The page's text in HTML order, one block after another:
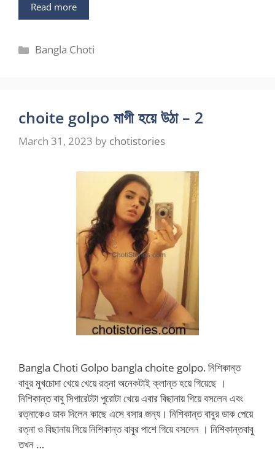
Read more
Categories
Bangla Choti
choite golpo মাগী হয়ে উঠা – 2
March 31, 2023 by chotistories
Bangla Choti Golpo bangla choite golpo. নিশিকান্ত
বাবুর মুখচোদা খেয়ে খেয়ে রত্না অনেকটাই ক্লান্ত হয়ে গিয়েছে ।
নিশিকান্ত বাবু সিগারেটটা পুরোটা খেয়ে এবার বিছানায় গিয়ে বসলেন এবং
রত্নাকেও ডাক দিলেন কাছে এসে বসার জন্য। নিশিকান্ত বাবুর ডাক পেয়ে
রত্না ও বিছানায় গিয়ে নিশিকান্ত বাবুর পাশে গিয়ে বসলেন । নিশিকান্তবাবু
তখন …